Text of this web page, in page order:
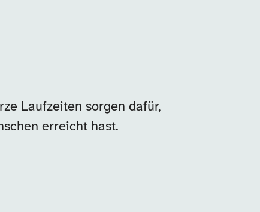
Laufzeiten sorgen dafür,
erreicht hast.